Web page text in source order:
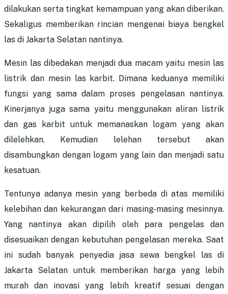
dilakukan serta tingkat kemampuan yang akan diberikan.
Sekaligus memberikan rincian mengenai biaya bengkel
las di Jakarta Selatan nantinya.
Mesin las dibedakan menjadi dua macam yaitu mesin las
listrik dan mesin las karbit. Dimana keduanya memiliki
fungsi yang sama dalam proses pengelasan nantinya.
Kinerjanya juga sama yaitu menggunakan aliran listrik
dan gas karbit untuk memanaskan logam yang akan
dilelehkan. Kemudian lelehan tersebut akan
disambungkan dengan logam yang lain dan menjadi satu
kesatuan.
Tentunya adanya mesin yang berbeda di atas memiliki
kelebihan dan kekurangan dari masing-masing mesinnya.
Yang nantinya akan dipilih oleh para pengelas dan
disesuaikan dengan kebutuhan pengelasan mereka. Saat
ini sudah banyak penyedia jasa sewa bengkel las di
Jakarta Selatan untuk memberikan harga yang lebih
murah dan inovasi yang lebih kreatif sesuai dengan